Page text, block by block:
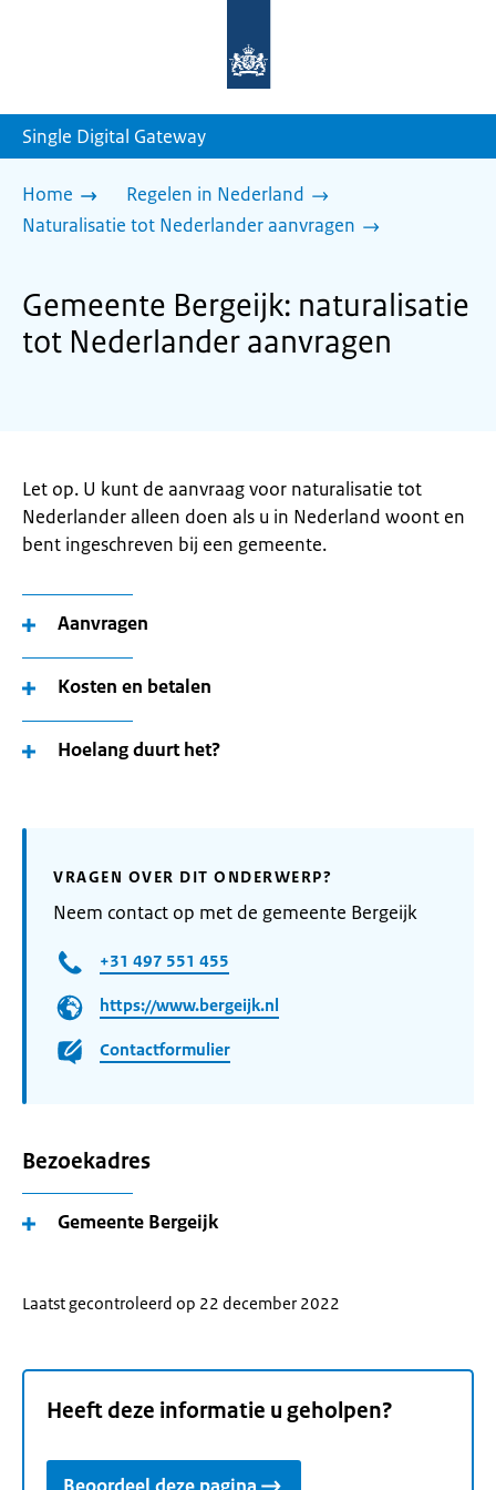
homepage
Single Digital Gateway
Home
Regelen in Nederland
Naturalisatie tot Nederlander aanvragen
Gemeente Bergeijk: naturalisatie
tot Nederlander aanvragen
Let op. U kunt de aanvraag voor naturalisatie tot
Nederlander alleen doen als u in Nederland woont en
bent ingeschreven bij een gemeente.
Aanvragen
Kosten en betalen
Hoelang duurt het?
VRAGEN OVER DIT ONDERWERP?
Neem contact op met de gemeente Bergeijk
+31 497 551 455
https://www.bergeijk.nl
Contactformulier
Bezoekadres
Gemeente Bergeijk
Laatst gecontroleerd op 22 december 2022
Heeft deze informatie u geholpen?